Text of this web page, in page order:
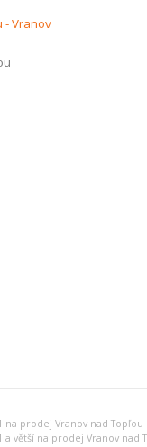
na prodej Vranov nad Topľou